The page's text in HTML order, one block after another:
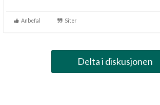
Anbefal Siter
Delta i diskusjonen